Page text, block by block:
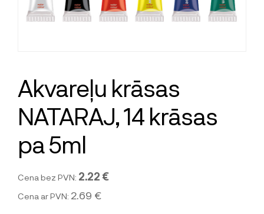
Akvareļu krāsas
NATARAJ, 14 krāsas
pa 5ml
Cena bez PVN: 2.22 €
Cena ar PVN: 2.69 €